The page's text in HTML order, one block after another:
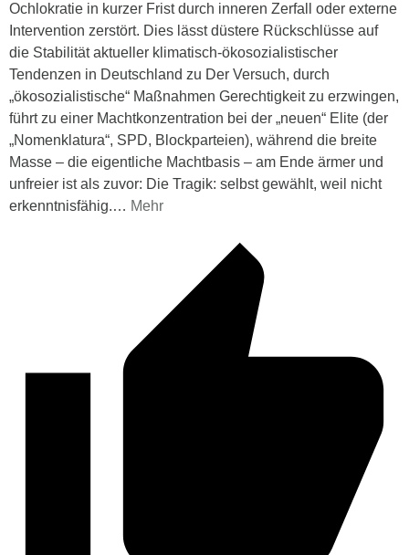
Ochlokratie in kurzer Frist durch inneren Zerfall oder externe
Intervention zerstört. Dies lässt düstere Rückschlüsse auf
die Stabilität aktueller klimatisch-ökosozialistischer
Tendenzen in Deutschland zu Der Versuch, durch
„ökosozialistische“ Maßnahmen Gerechtigkeit zu erzwingen,
führt zu einer Machtkonzentration bei der „neuen“ Elite (der
„Nomenklatura“, SPD, Blockparteien), während die breite
Masse – die eigentliche Machtbasis – am Ende ärmer und
unfreier ist als zuvor: Die Tragik: selbst gewählt, weil nicht
erkenntnisfähig.… Mehr